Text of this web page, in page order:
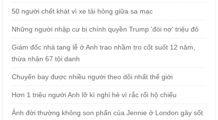
50 người chết khát vì xe tải hỏng giữa sa mạc
Những người nhập cư bị chính quyền Trump 'đòi nợ' triệu đô
Giám đốc nhà tang lễ ở Anh trao nhầm tro cốt suốt 12 năm,
thừa nhận 67 tội danh
Chuyến bay được nhiều người theo dõi nhất thế giới
Hơn 1 triệu người Anh lỡ kì nghỉ hè vì rắc rối hộ chiếu
Ảnh đời thường không son phấn của Jennie ở London gây sốt